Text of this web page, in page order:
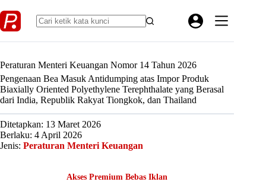
to
content
Peraturan Menteri Keuangan Nomor 14 Tahun 2026
Pengenaan Bea Masuk Antidumping atas Impor Produk
Biaxially Oriented Polyethylene Terephthalate yang Berasal
dari India, Republik Rakyat Tiongkok, dan Thailand
Ditetapkan: 13 Maret 2026
Berlaku: 4 April 2026
Jenis: Peraturan Menteri Keuangan
Akses Premium Bebas Iklan